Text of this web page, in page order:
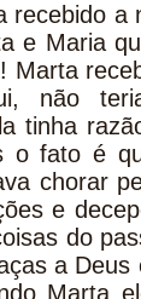
recebido a
e Maria
Marta
não
tinha
o fato é
chorar
e
do
a
Marta